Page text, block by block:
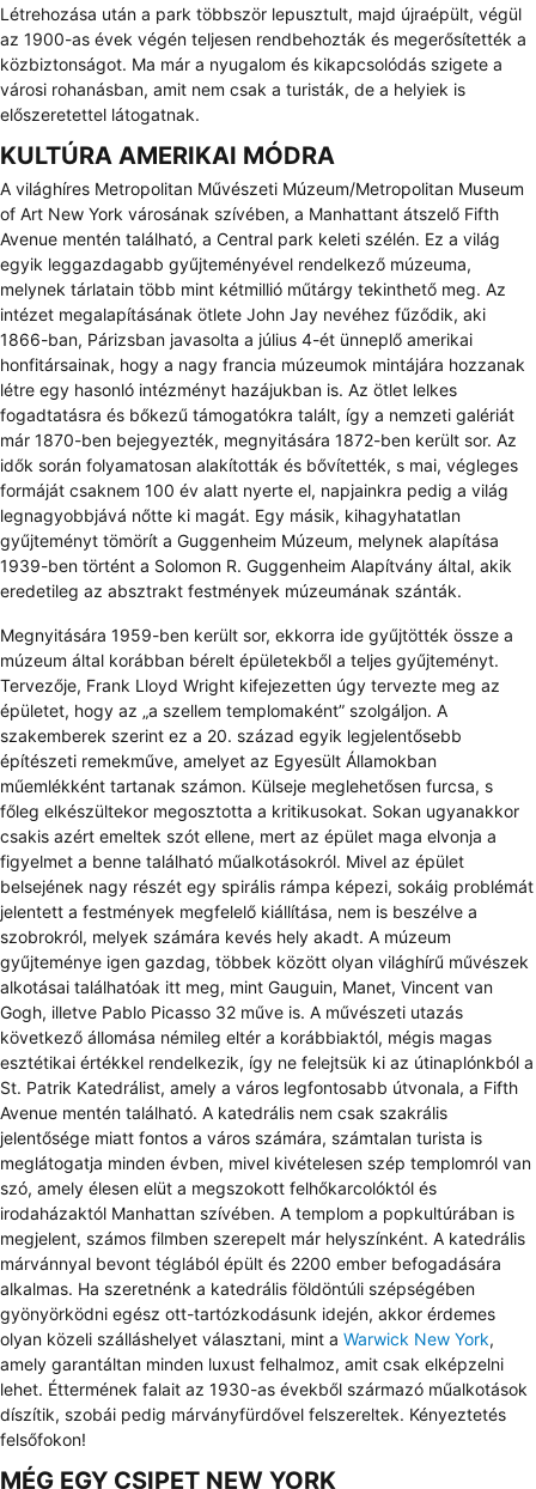
Létrehozása után a park többször lepusztult, majd újraépült, végül
az 1900-as évek végén teljesen rendbehozták és megerősítették a
közbiztonságot. Ma már a nyugalom és kikapcsolódás szigete a
városi rohanásban, amit nem csak a turisták, de a helyiek is
előszeretettel látogatnak.
KULTÚRA AMERIKAI MÓDRA
A világhíres Metropolitan Művészeti Múzeum/Metropolitan Museum
of Art New York városának szívében, a Manhattant átszelő Fifth
Avenue mentén található, a Central park keleti szélén. Ez a világ
egyik leggazdagabb gyűjteményével rendelkező múzeuma,
melynek tárlatain több mint kétmillió műtárgy tekinthető meg. Az
intézet megalapításának ötlete John Jay nevéhez fűződik, aki
1866-ban, Párizsban javasolta a július 4-ét ünneplő amerikai
honfitársainak, hogy a nagy francia múzeumok mintájára hozzanak
létre egy hasonló intézményt hazájukban is. Az ötlet lelkes
fogadtatásra és bőkezű támogatókra talált, így a nemzeti galériát
már 1870-ben bejegyezték, megnyitására 1872-ben került sor. Az
idők során folyamatosan alakították és bővítették, s mai, végleges
formáját csaknem 100 év alatt nyerte el, napjainkra pedig a világ
legnagyobbjává nőtte ki magát. Egy másik, kihagyhatatlan
gyűjteményt tömörít a Guggenheim Múzeum, melynek alapítása
1939-ben történt a Solomon R. Guggenheim Alapítvány által, akik
eredetileg az absztrakt festmények múzeumának szánták.
Megnyitására 1959-ben került sor, ekkorra ide gyűjtötték össze a
múzeum által korábban bérelt épületekből a teljes gyűjteményt.
Tervezője, Frank Lloyd Wright kifejezetten úgy tervezte meg az
épületet, hogy az „a szellem templomaként” szolgáljon. A
szakemberek szerint ez a 20. század egyik legjelentősebb
építészeti remekműve, amelyet az Egyesült Államokban
műemlékként tartanak számon. Külseje meglehetősen furcsa, s
főleg elkészültekor megosztotta a kritikusokat. Sokan ugyanakkor
csakis azért emeltek szót ellene, mert az épület maga elvonja a
figyelmet a benne található műalkotásokról. Mivel az épület
belsejének nagy részét egy spirális rámpa képezi, sokáig problémát
jelentett a festmények megfelelő kiállítása, nem is beszélve a
szobrokról, melyek számára kevés hely akadt. A múzeum
gyűjteménye igen gazdag, többek között olyan világhírű művészek
alkotásai találhatóak itt meg, mint Gauguin, Manet, Vincent van
Gogh, illetve Pablo Picasso 32 műve is. A művészeti utazás
következő állomása némileg eltér a korábbiaktól, mégis magas
esztétikai értékkel rendelkezik, így ne felejtsük ki az útinaplónkból a
St. Patrik Katedrálist, amely a város legfontosabb útvonala, a Fifth
Avenue mentén található. A katedrális nem csak szakrális
jelentősége miatt fontos a város számára, számtalan turista is
meglátogatja minden évben, mivel kivételesen szép templomról van
szó, amely élesen elüt a megszokott felhőkarcolóktól és
irodaházaktól Manhattan szívében. A templom a popkultúrában is
megjelent, számos filmben szerepelt már helyszínként. A katedrális
márvánnyal bevont téglából épült és 2200 ember befogadására
alkalmas. Ha szeretnénk a katedrális földöntúli szépségében
gyönyörködni egész ott-tartózkodásunk idején, akkor érdemes
olyan közeli szálláshelyet választani, mint a Warwick New York,
amely garantáltan minden luxust felhalmoz, amit csak elképzelni
lehet. Éttermének falait az 1930-as évekből származó műalkotások
díszítik, szobái pedig márványfürdővel felszereltek. Kényeztetés
felsőfokon!
MÉG EGY CSIPET NEW YORK